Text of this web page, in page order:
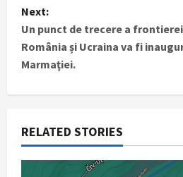
t
n
a
v
i
g
Next:
Un punct de trecere a
România și Ucraina va fi
Marmaţiei.
RELATED STORIES